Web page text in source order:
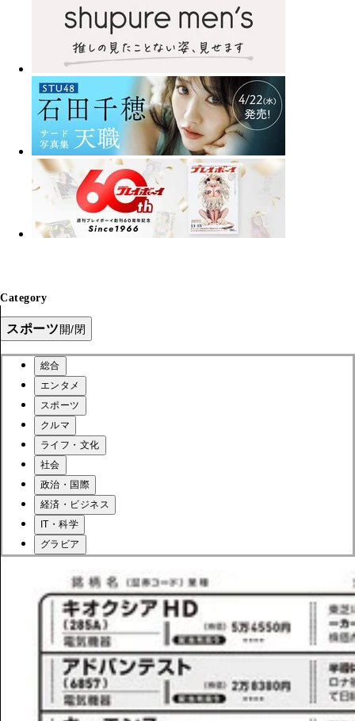
Category
スポーツ開/閉
総合
エンタメ
スポーツ
クルマ
ライフ・文化
社会
政治・国際
経済・ビジネス
IT・科学
グラビア